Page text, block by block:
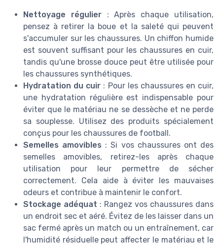
Nettoyage régulier: Après chaque utilisation,
pensez à retirer la boue et la saleté qui peuvent
s'accumuler sur les chaussures. Un chiffon humide
est souvent suffisant pour les chaussures en cuir,
tandis qu'une brosse douce peut être utilisée pour
les chaussures synthétiques.
Hydratation du cuir : Pour les chaussures en cuir,
une hydratation régulière est indispensable pour
éviter que le matériau ne se dessèche et ne perde
sa souplesse. Utilisez des produits spécialement
conçus pour les chaussures de football.
Semelles amovibles : Si vos chaussures ont des
semelles amovibles, retirez-les après chaque
utilisation pour leur permettre de sécher
correctement. Cela aide à éviter les mauvaises
odeurs et contribue à maintenir le confort.
Stockage adéquat : Rangez vos chaussures dans
un endroit sec et aéré. Évitez de les laisser dans un
sac fermé après un match ou un entraînement, car
l'humidité résiduelle peut affecter le matériau et le